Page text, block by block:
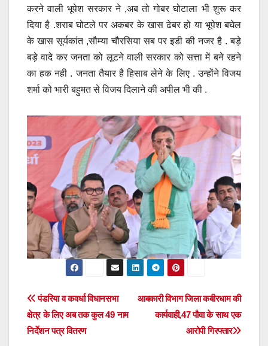
करने वाली भूपेश सरकार ने ,अब तो गोबर घोटाला भी शुरू कर
दिया है .शराब घोटले पर अकबर के खास ढेबर हो या भूपेश बघेल
के खास सूर्यकांत ,सौम्या चौरसिया सब पर इडी की नजर है . बड़े
बड़े वादे कर जनता को लूटने वाली सरकार को सत्ता में बने रहने
का हक नही . जनता तैयार है हिसाब लेने के लिए . उन्होंने विजय
शर्मा को भारी बहुमत से विजय दिलाने की अपील भी की .
Post
navigation
आबकारी विभाग जिला कबीरधाम की
कार्यवाही,47 पौवा के साथ एक
आरोपी गिरफ्तार
पंडरिया व कवर्धा विधानसभा
क्षेत्र के लिए अब तक कुल 49 नाम
निर्देशन पत्र वितरण